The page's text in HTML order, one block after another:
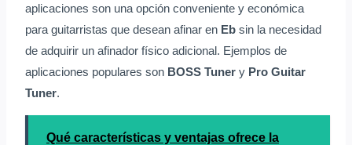
aplicaciones son una opción conveniente y económica
para guitarristas que desean afinar en Eb sin la necesidad
de adquirir un afinador físico adicional. Ejemplos de
aplicaciones populares son BOSS Tuner y Pro Guitar
Tuner.
Qué características y ventajas ofrece la